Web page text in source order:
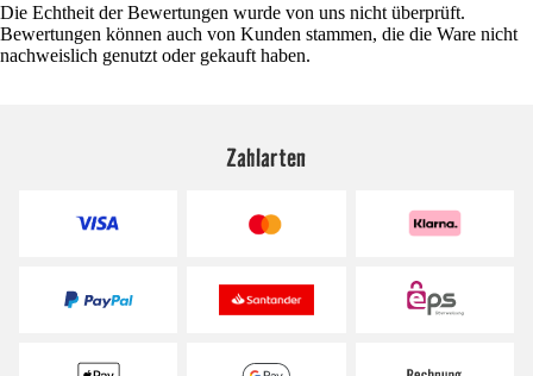
Die Echtheit der Bewertungen wurde von uns nicht überprüft.
Bewertungen können auch von Kunden stammen, die die Ware nicht
nachweislich genutzt oder gekauft haben.
Zahlarten